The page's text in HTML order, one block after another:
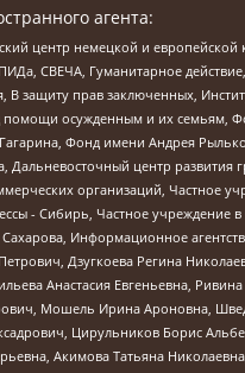
агента:
центр немецкой и
СВЕЧА, Гуманитарное
В защиту прав заключенных,
осужденным и их семьям,
Фонд имени Андрея
Дальневосточный центр
организаций, Частное
- Сибирь, Частное
Информационное
Дзугкоева Регина
Анастасия Евгеньевна,
Мошель Ирина Ароновна,
Цирульников Борис
Акимова Татьяна